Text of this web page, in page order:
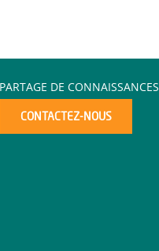
PARTAGE DE CONNAISSANCES
CONTACTEZ-NOUS